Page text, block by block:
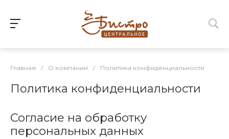
Главная / О компании / Политика конфиденциальности
Политика конфиденциальности
Согласие на обработку
персональных данных